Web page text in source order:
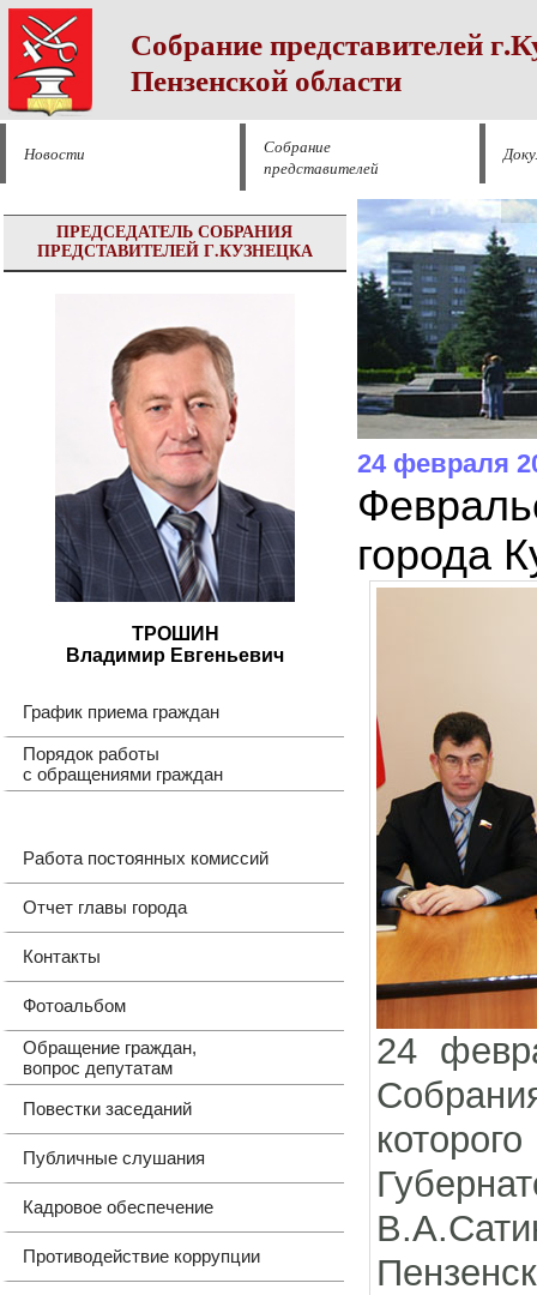
Собрание представителей
Пензенской области
Новости
Собрание
представителей
ПРЕДСЕДАТЕЛЬ СОБРАНИЯ
ПРЕДСТАВИТЕЛЕЙ Г.КУЗНЕЦКА
ТРОШИН
Владимир Евгеньевич
График приема граждан
Порядок работы
с обращениями граждан
Работа постоянных комиссий
Отчет главы города
Контакты
Фотоальбом
Обращение граждан,
вопрос депутатам
Повестки заседаний
Публичные слушания
Кадровое обеспечение
Противодействие коррупции
24 февраля
города
24